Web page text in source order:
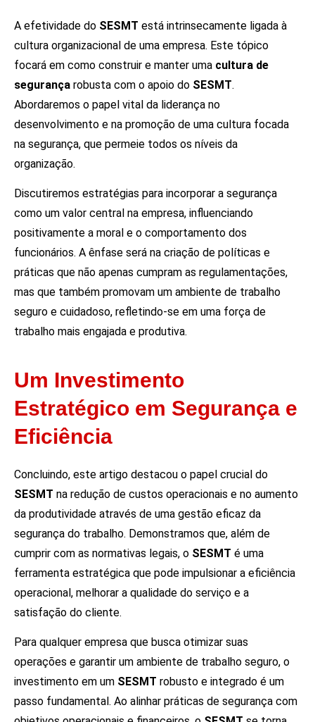
A efetividade do SESMT está intrinsecamente ligada à
cultura organizacional de uma empresa. Este tópico
focará em como construir e manter uma cultura de
segurança robusta com o apoio do SESMT.
Abordaremos o papel vital da liderança no
desenvolvimento e na promoção de uma cultura focada
na segurança, que permeie todos os níveis da
organização.
Discutiremos estratégias para incorporar a segurança
como um valor central na empresa, influenciando
positivamente a moral e o comportamento dos
funcionários. A ênfase será na criação de políticas e
práticas que não apenas cumpram as regulamentações,
mas que também promovam um ambiente de trabalho
seguro e cuidadoso, refletindo-se em uma força de
trabalho mais engajada e produtiva.
Um Investimento
Estratégico em Segurança e
Eficiência
Concluindo, este artigo destacou o papel crucial do
SESMT na redução de custos operacionais e no aumento
da produtividade através de uma gestão eficaz da
segurança do trabalho. Demonstramos que, além de
cumprir com as normativas legais, o SESMT é uma
ferramenta estratégica que pode impulsionar a eficiência
operacional, melhorar a qualidade do serviço e a
satisfação do cliente.
Para qualquer empresa que busca otimizar suas
operações e garantir um ambiente de trabalho seguro, o
investimento em um SESMT robusto e integrado é um
passo fundamental. Ao alinhar práticas de segurança com